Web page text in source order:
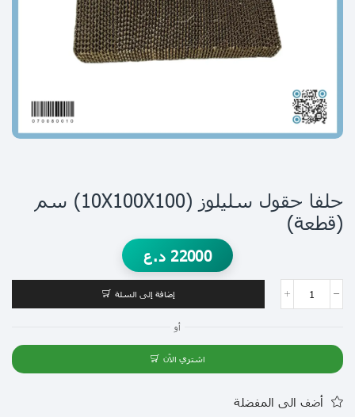
حلفا حقول سليلوز (10X100X100) سم
(قطعة)
22000 د.ع
إضافة إلى السلة
أو
اشتري الآن
أضف الى المفضلة